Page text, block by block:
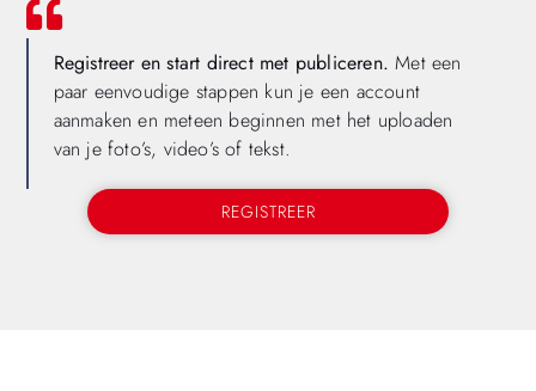
Registreer en start direct met publiceren. Met een
paar eenvoudige stappen kun je een account
aanmaken en meteen beginnen met het uploaden
van je foto’s, video’s of tekst.
REGISTREER